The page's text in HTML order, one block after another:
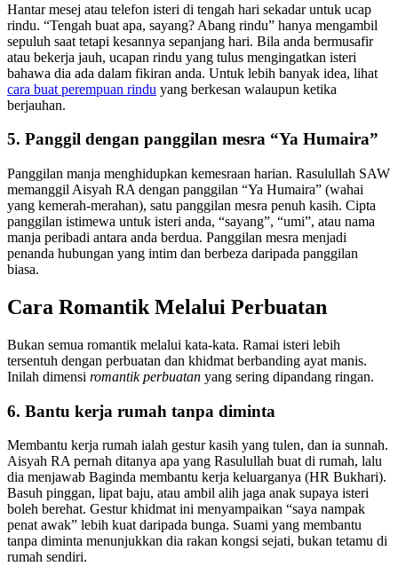
Hantar mesej atau telefon isteri di tengah hari sekadar untuk ucap
rindu. “Tengah buat apa, sayang? Abang rindu” hanya mengambil
sepuluh saat tetapi kesannya sepanjang hari. Bila anda bermusafir
atau bekerja jauh, ucapan rindu yang tulus mengingatkan isteri
bahawa dia ada dalam fikiran anda. Untuk lebih banyak idea, lihat
cara buat perempuan rindu yang berkesan walaupun ketika
berjauhan.
5. Panggil dengan panggilan mesra “Ya Humaira”
Panggilan manja menghidupkan kemesraan harian. Rasulullah SAW
memanggil Aisyah RA dengan panggilan “Ya Humaira” (wahai
yang kemerah-merahan), satu panggilan mesra penuh kasih. Cipta
panggilan istimewa untuk isteri anda, “sayang”, “umi”, atau nama
manja peribadi antara anda berdua. Panggilan mesra menjadi
penanda hubungan yang intim dan berbeza daripada panggilan
biasa.
Cara Romantik Melalui Perbuatan
Bukan semua romantik melalui kata-kata. Ramai isteri lebih
tersentuh dengan perbuatan dan khidmat berbanding ayat manis.
Inilah dimensi romantik perbuatan yang sering dipandang ringan.
6. Bantu kerja rumah tanpa diminta
Membantu kerja rumah ialah gestur kasih yang tulen, dan ia sunnah.
Aisyah RA pernah ditanya apa yang Rasulullah buat di rumah, lalu
dia menjawab Baginda membantu kerja keluarganya (HR Bukhari).
Basuh pinggan, lipat baju, atau ambil alih jaga anak supaya isteri
boleh berehat. Gestur khidmat ini menyampaikan “saya nampak
penat awak” lebih kuat daripada bunga. Suami yang membantu
tanpa diminta menunjukkan dia rakan kongsi sejati, bukan tetamu di
rumah sendiri.